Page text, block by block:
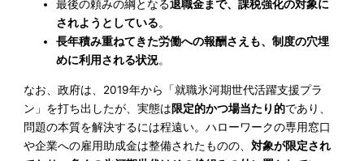
最後の頼みの綱となる退職金まで、課税強化の対象に
されようとしている。
長年積み重ねてきた労働への報酬さえも、制度の穴埋
めに利用される状況。
なお、政府は、2019年から「就職氷河期世代活躍支援プラ
ン」を打ち出したが、実態は限定的かつ場当たり的であり、
問題の本質を解決するには程遠い。ハローワークの専用窓口
や企業への雇用助成金は整備されたものの、対象が限定され